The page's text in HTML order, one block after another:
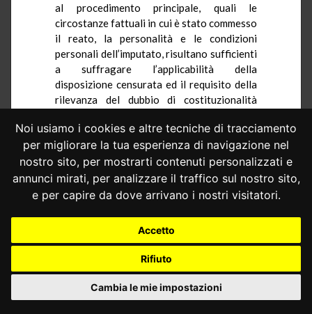
Noi usiamo i cookies e altre tecniche di tracciamento
per migliorare la tua esperienza di navigazione nel
nostro sito, per mostrarti contenuti personalizzati e
annunci mirati, per analizzare il traffico sul nostro sito,
e per capire da dove arrivano i nostri visitatori.
Accetto
Rifiuto
Cambia le mie impostazioni
al procedimento principale, quali le
circostanze fattuali in cui è stato commesso
il reato, la personalità e le condizioni
personali dell’imputato, risultano sufficienti
a suffragare l’applicabilità della
disposizione censurata ed il requisito della
rilevanza del dubbio di costituzionalità
favorevole della sentenza di primo grado
con riferimento al trattamento
sanzionatorio (explurimis,sentenze n. 169
del 2023,n. 152en. 59 del 2021en. 18 del
2020).
questione, in riferimento all’art. 3 Cost., è il
quadro normativo in cui si colloca la
disposizione censurata.
4.1.– L’art. 186 cod. strada, nel testo
vigente, sancisce, al comma 1, il divieto di